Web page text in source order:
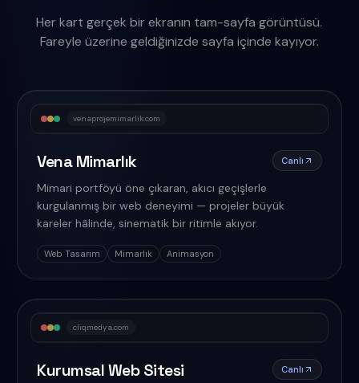
Her kart gerçek bir ekranın tam-sayfa görüntüsü.
Fareyle üzerine geldiğinizde sayfa içinde kayıyor.
venaprojemimarlik.com
Vena Mimarlık Canlı
Mimari portföyü öne çıkaran, akıcı geçişlerle
kurgulanmış bir web deneyimi — projeler büyük
kareler hâlinde, sinematik bir ritimle akıyor.
Web Tasarım Mimarlık Animasyon
cliqmedya.com
Kurumsal Web Sitesi Canlı